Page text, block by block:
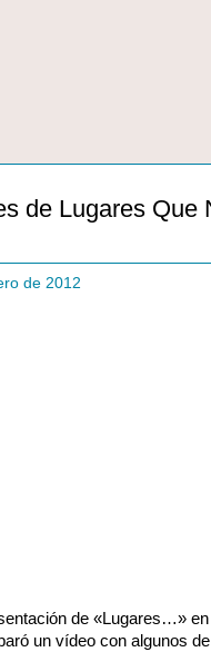
de Lugares Que
de 2012
de «Lugares…»
un vídeo con algunos